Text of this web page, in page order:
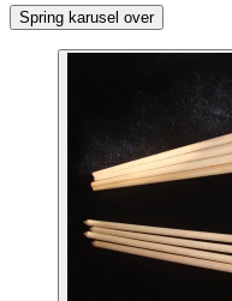
Spring karusel over